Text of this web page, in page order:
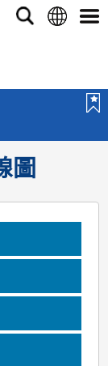
搜
語
選
圖